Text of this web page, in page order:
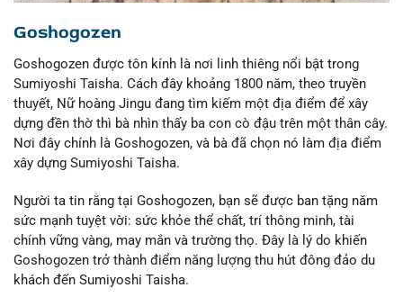
Goshogozen
Goshogozen được tôn kính là nơi linh thiêng nổi bật trong
Sumiyoshi Taisha. Cách đây khoảng 1800 năm, theo truyền
thuyết, Nữ hoàng Jingu đang tìm kiếm một địa điểm để xây
dựng đền thờ thì bà nhìn thấy ba con cò đậu trên một thân cây.
Nơi đây chính là Goshogozen, và bà đã chọn nó làm địa điểm
xây dựng Sumiyoshi Taisha.
Người ta tin rằng tại Goshogozen, bạn sẽ được ban tặng năm
sức mạnh tuyệt vời: sức khỏe thể chất, trí thông minh, tài
chính vững vàng, may mắn và trường thọ. Đây là lý do khiến
Goshogozen trở thành điểm năng lượng thu hút đông đảo du
khách đến Sumiyoshi Taisha.